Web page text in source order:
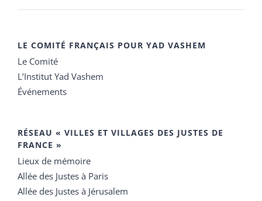
LE COMITÉ FRANÇAIS POUR YAD VASHEM
Le Comité
L’Institut Yad Vashem
Événements
RÉSEAU « VILLES ET VILLAGES DES JUSTES DE
FRANCE »
Lieux de mémoire
Allée des Justes à Paris
Allée des Justes à Jérusalem